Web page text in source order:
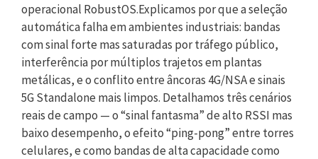
operacional RobustOS.Explicamos por que a seleção
automática falha em ambientes industriais: bandas
com sinal forte mas saturadas por tráfego público,
interferência por múltiplos trajetos em plantas
metálicas, e o conflito entre âncoras 4G/NSA e sinais
5G Standalone mais limpos. Detalhamos três cenários
reais de campo — o “sinal fantasma” de alto RSSI mas
baixo desempenho, o efeito “ping-pong” entre torres
celulares, e como bandas de alta capacidade como